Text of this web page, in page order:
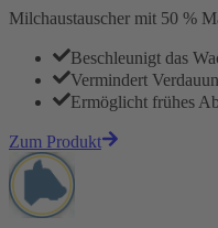
Milchaustauscher mit 50 %
Beschleunigt das
Vermindert
Ermöglicht frühes
Zum Produkt